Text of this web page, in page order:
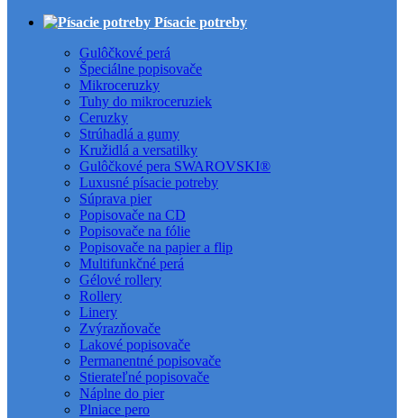
Písacie potreby
Gulôčkové perá
Špeciálne popisovače
Mikroceruzky
Tuhy do mikroceruziek
Ceruzky
Strúhadlá a gumy
Kružidlá a versatilky
Gulôčkové pera SWAROVSKI®
Luxusné písacie potreby
Súprava pier
Popisovače na CD
Popisovače na fólie
Popisovače na papier a flip
Multifunkčné perá
Gélové rollery
Rollery
Linery
Zvýrazňovače
Lakové popisovače
Permanentné popisovače
Stierateľné popisovače
Náplne do pier
Plniace pero